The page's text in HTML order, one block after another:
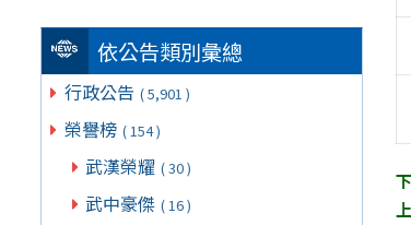
依公告類別彙總
行政公告 ( 5,901 )
榮譽榜 ( 154 )
武漢榮耀 ( 30 )
武中豪傑 ( 16 )